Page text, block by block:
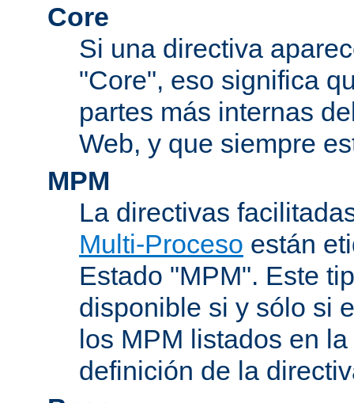
Core
Si una directiva
"Core", eso significa
partes más internas
Web, y que siempre
MPM
La directivas
Multi-Proceso están
Estado "MPM". Este
disponible si y sólo si
los MPM listados en
definición de la